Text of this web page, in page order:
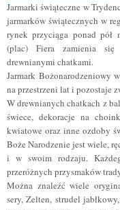
Jarmarki świąteczne w
jarmarków świątecznych w
rynek przyciąga ponad pół
(plac) Fiera zamienia się
drewnianymi chatkami.
Jarmark Bożonarodzeniowy
na przestrzeni lat i pozostaje
W drewnianych chatkach z
świece, dekoracje na
kwiatowe oraz inne ozdoby
Boże Narodzenie jest wiele,
i w swoim rodzaju.
przeróżnych przysmaków
Można znaleźć wiele
sery, Zelten, strudel